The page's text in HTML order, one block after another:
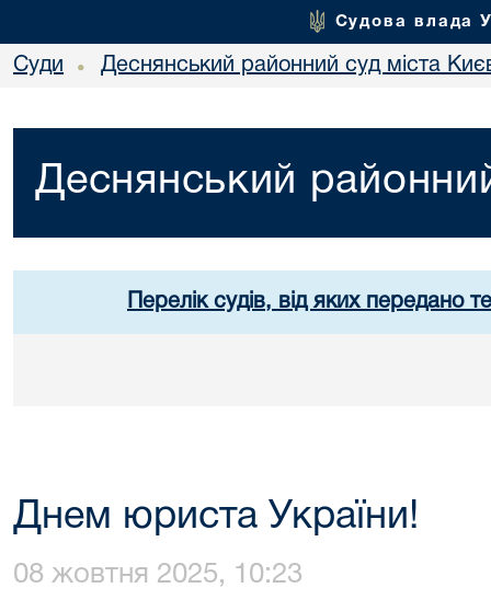
Судова влада
Суди • Деснянський районний суд міста
Деснянський
Перелік судів, від яких передано
Днем юриста України!
08 жовтня 2025, 10:23